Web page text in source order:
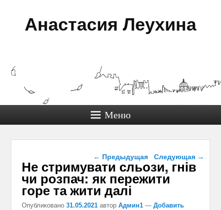
Анастасия Леухина
Меню
Навигация по записям
← Предыдущая Следующая →
Не стримувати сльози, гнів
чи розпач: як пережити
горе та жити далі
Опубликовано 31.05.2021 автор Админ1 — Добавить